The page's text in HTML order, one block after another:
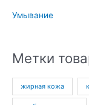
Умывание
Метки
жирная кожа